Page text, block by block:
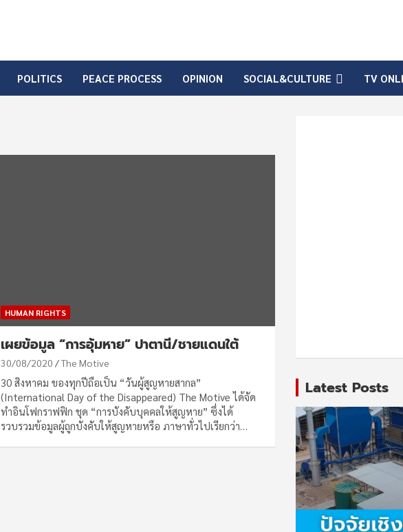
POLITICS PEACE PROCESS OPINION SOCIAL&CULTURE TV
HUMAN RIGHTS
เผยข้อมูล “การอุ้มหาย” ปาตานี/ชายแดนใต้
30/08/2020 The Motive
30 สิงหาคม ของทุกปีถือเป็น “วันผู้สูญหายสากล”
(International Day of the Disappeared) The Motive ได้จัด
ทำอินโฟกราฟฟิก ชุด “การบังคับบุคคลให้สูญหาย” ซึ่งได้
รวบรวมข้อมูลผู้ถูกบังคับให้สูญหายหรือ ภาษาทั่วไปเรียกว่า…
Latest Posts